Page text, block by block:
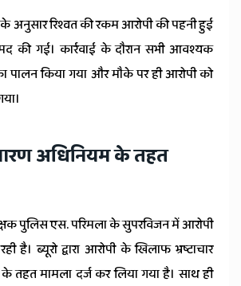
के अनुसार रिश्वत की रकम आरोपी की पहनी हुई
की गई। कार्रवाई के दौरान सभी आवश्यक
पालन किया गया और मौके पर ही आरोपी को
अधिनियम के तहत
पुलिस एस. परिमला के सुपरविजन में आरोपी
है। ब्यूरो द्वारा आरोपी के खिलाफ भ्रष्टाचार
तहत मामला दर्ज कर लिया गया है। साथ ही